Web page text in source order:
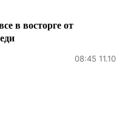
в восторге от
08:45 11.10